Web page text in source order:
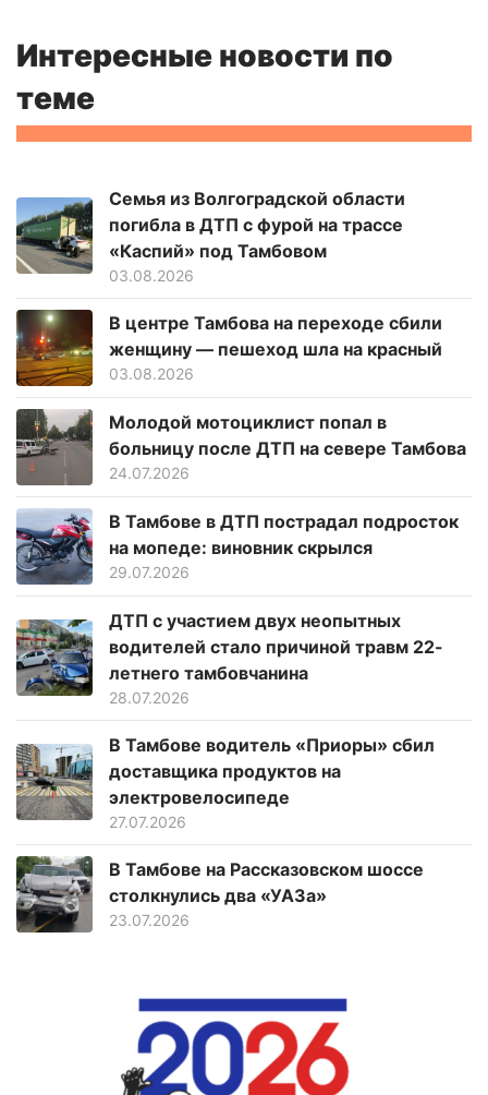
Интересные новости по
теме
Семья из Волгоградской области
погибла в ДТП с фурой на трассе
«Каспий» под Тамбовом
03.08.2026
В центре Тамбова на переходе сбили
женщину — пешеход шла на красный
03.08.2026
Молодой мотоциклист попал в
больницу после ДТП на севере Тамбова
24.07.2026
В Тамбове в ДТП пострадал подросток
на мопеде: виновник скрылся
29.07.2026
ДТП с участием двух неопытных
водителей стало причиной травм 22-
летнего тамбовчанина
28.07.2026
В Тамбове водитель «Приоры» сбил
доставщика продуктов на
электровелосипеде
27.07.2026
В Тамбове на Рассказовском шоссе
столкнулись два «УАЗа»
23.07.2026